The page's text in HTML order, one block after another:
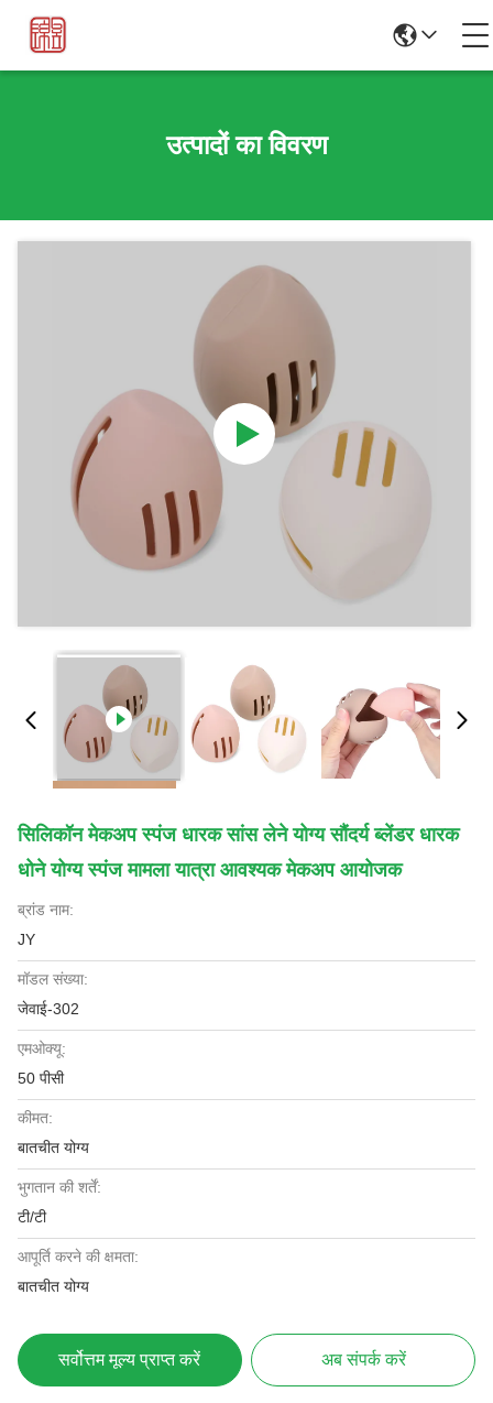
उत्पादों का विवरण
सिलिकॉन मेकअप स्पंज धारक सांस लेने योग्य सौंदर्य ब्लेंडर धारक
धोने योग्य स्पंज मामला यात्रा आवश्यक मेकअप आयोजक
ब्रांड नाम:
JY
मॉडल संख्या:
जेवाई-302
एमओक्यू:
50 पीसी
कीमत:
बातचीत योग्य
भुगतान की शर्तें:
टी/टी
आपूर्ति करने की क्षमता:
बातचीत योग्य
सर्वोत्तम मूल्य प्राप्त करें अब संपर्क करें